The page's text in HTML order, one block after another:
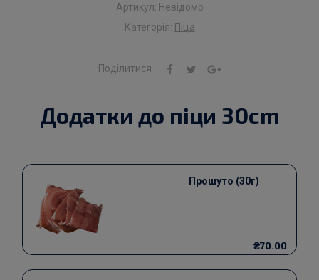
Артикул: Невідомо
Категорія: Піца
Поділитися
Додатки до піци 30cm
Прошуто (30г)
₴70.00